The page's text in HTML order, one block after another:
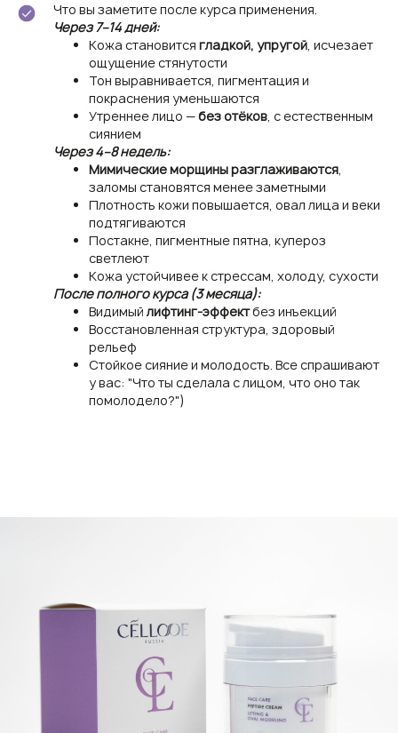
Что вы заметите после курса применения.
Через 7–14 дней:
Кожа становится гладкой, упругой, исчезает
ощущение стянутости
Тон выравнивается, пигментация и
покраснения уменьшаются
Утреннее лицо —без отёков, с естественным
сиянием
Через 4–8 недель:
Мимические морщины разглаживаются,
заломы становятся менее заметными
Плотность кожи повышается, овал лица и веки
подтягиваются
Постакне, пигментные пятна, купероз
светлеют
Кожа устойчивее к стрессам, холоду, сухости
После полного курса (3 месяца):
Видимый лифтинг-эффектбез инъекций
Восстановленная структура, здоровый
рельеф
Стойкое сияние и молодость. Все спрашивают
у вас: "Что ты сделала с лицом, что оно так
помолодело?")